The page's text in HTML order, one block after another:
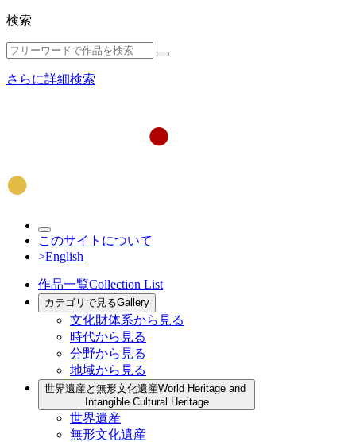
検索
さらに詳細検索
このサイトについて
>English
作品一覧Collection List
カテゴリで見るGallery
文化財体系から見る
時代から見る
分野から見る
地域から見る
世界遺産と無形文化遺産World Heritage and
Intangible Cultural Heritage
世界遺産
無形文化遺産